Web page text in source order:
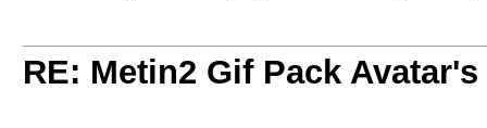
RE: Metin2 Gif Pack Avatar's